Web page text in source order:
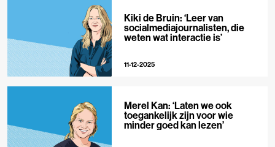
Kiki de Bruin: ‘Leer van
socialmediajournalisten, die
weten wat interactie is’
11-12-2025
Merel Kan: ‘Laten we ook
toegankelijk zijn voor wie
minder goed kan lezen’